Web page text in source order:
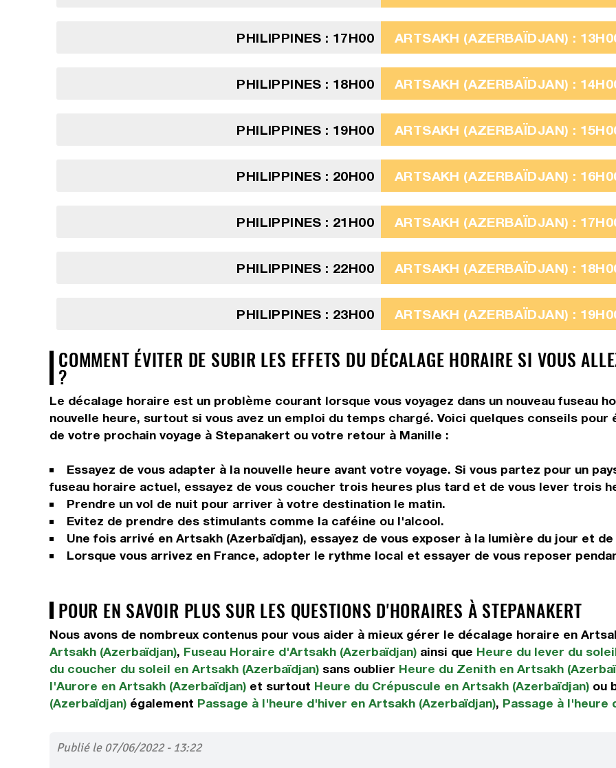
PHILIPPINES : 17H00 ARTSAKH (AZERBAÏDJAN) :
PHILIPPINES : 18H00 ARTSAKH (AZERBAÏDJAN) :
PHILIPPINES : 19H00 ARTSAKH (AZERBAÏDJAN) :
PHILIPPINES : 20H00 ARTSAKH (AZERBAÏDJAN) :
PHILIPPINES : 21H00 ARTSAKH (AZERBAÏDJAN) :
PHILIPPINES : 22H00 ARTSAKH (AZERBAÏDJAN) :
PHILIPPINES : 23H00 ARTSAKH (AZERBAÏDJAN) :
COMMENT ÉVITER DE SUBIR LES EFFETS DU DÉCALAGE HORAIRE SI VOUS
?
Le décalage horaire est un problème courant lorsque vous voyagez dans un nouveau fuseau
nouvelle heure, surtout si vous avez un emploi du temps chargé. Voici quelques conseils
de votre prochain voyage à Stepanakert ou votre retour à Manille :
Essayez de vous adapter à la nouvelle heure avant votre voyage. Si vous partez pour un
fuseau horaire actuel, essayez de vous coucher trois heures plus tard et de vous lever trois
Prendre un vol de nuit pour arriver à votre destination le matin.
Evitez de prendre des stimulants comme la caféine ou l'alcool.
Une fois arrivé en Artsakh (Azerbaïdjan), essayez de vous exposer à la lumière du jour et
Lorsque vous arrivez en France, adopter le rythme local et essayer de vous reposer
POUR EN SAVOIR PLUS SUR LES QUESTIONS D'HORAIRES À STEPANAKERT
Nous avons de nombreux contenus pour vous aider à mieux gérer le décalage horaire en
Artsakh (Azerbaïdjan), Fuseau Horaire d'Artsakh (Azerbaïdjan) ainsi que Heure du lever du
du coucher du soleil en Artsakh (Azerbaïdjan) sans oublier Heure du Zenith en Artsakh
l'Aurore en Artsakh (Azerbaïdjan) et surtout Heure du Crépuscule en Artsakh (Azerbaïdjan) ou
(Azerbaïdjan) également Passage à l'heure d'hiver en Artsakh (Azerbaïdjan), Passage à l'heure
Publié le 07/06/2022 - 13:22